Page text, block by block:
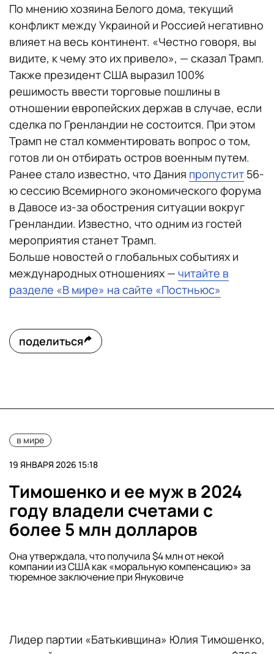
По мнению хозяина Белого дома, текущий
конфликт между Украиной и Россией негативно
влияет на весь континент. «Честно говоря, вы
видите, к чему это их привело», — сказал Трамп.
Также президент США выразил 100%
решимость ввести торговые пошлины в
отношении европейских держав в случае, если
сделка по Гренландии не состоится. При этом
Трамп не стал комментировать вопрос о том,
готов ли он отбирать остров военным путем.
Ранее стало известно, что Дания пропустит 56-
ю сессию Всемирного экономического форума
в Давосе из-за обострения ситуации вокруг
Гренландии. Известно, что одним из гостей
мероприятия станет Трамп.
Больше новостей о глобальных событиях и
международных отношениях — читайте в
разделе «В мире» на сайте «Постньюс»
поделиться
в мире
19 ЯНВАРЯ 2026 15:18
Тимошенко и ее муж в 2024
году владели счетами с
более 5 млн долларов
Она утверждала, что получила $4 млн от некой
компании из США как «моральную компенсацию» за
тюремное заключение при Януковиче
Лидер партии «Батькивщина» Юлия Тимошенко,